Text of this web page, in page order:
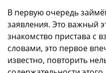
В первую очередь
заявления. Это важный
знакомство пристава с
словами, это первое
известно, повторить